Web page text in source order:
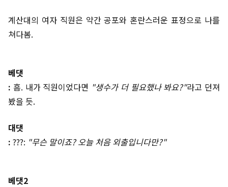
계산대의 여자 직원은 약간 공포와 혼란스러운 표정으로 나를
쳐다봄.
베댓
: 흠. 내가 직원이었다면 "생수가 더 필요했나 봐요?"라고 던져
봤을 듯.
대댓
: ???: "무슨 말이죠? 오늘 처음 외출입니다만?"
베댓2